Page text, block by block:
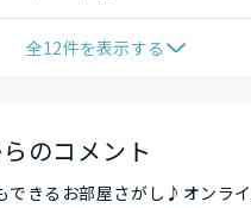
全12件を表示する
のコメント
きるお部屋さがし♪オンライ